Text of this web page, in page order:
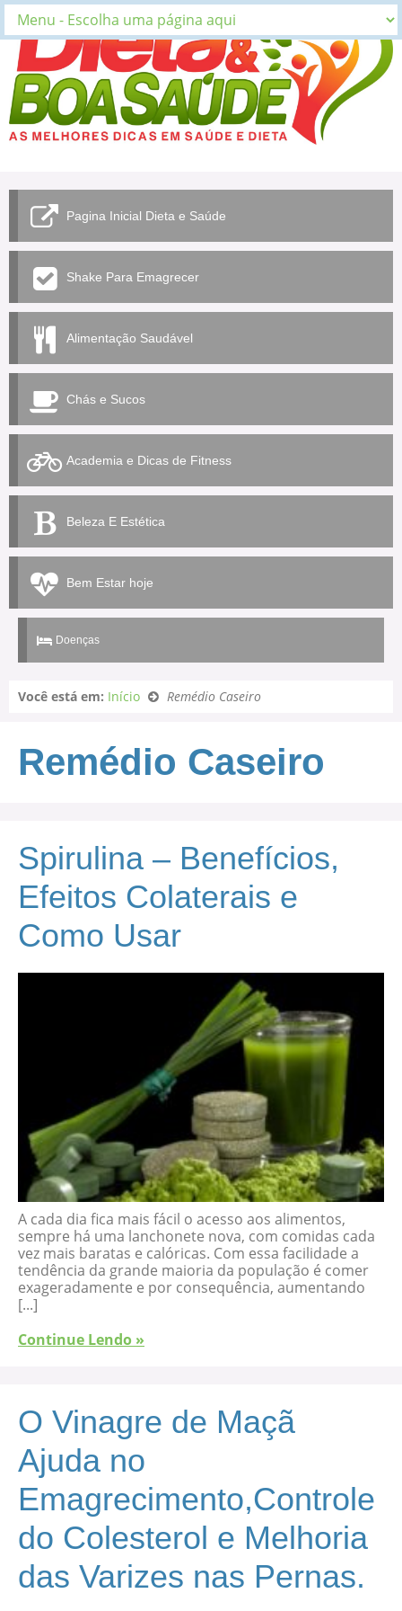
Pagina Inicial Dieta e Saúde
Shake Para Emagrecer
Alimentação Saudável
Chás e Sucos
Academia e Dicas de Fitness
Beleza E Estética
Bem Estar hoje
Doenças
Você está em: Início Remédio Caseiro
Remédio Caseiro
Spirulina – Benefícios,
Efeitos Colaterais e
Como Usar
A cada dia fica mais fácil o acesso aos alimentos,
sempre há uma lanchonete nova, com comidas cada
vez mais baratas e calóricas. Com essa facilidade a
tendência da grande maioria da população é comer
exageradamente e por consequência, aumentando
[...]
Continue Lendo »
O Vinagre de Maçã
Ajuda no
Emagrecimento,Controle
do Colesterol e Melhoria
das Varizes nas Pernas.